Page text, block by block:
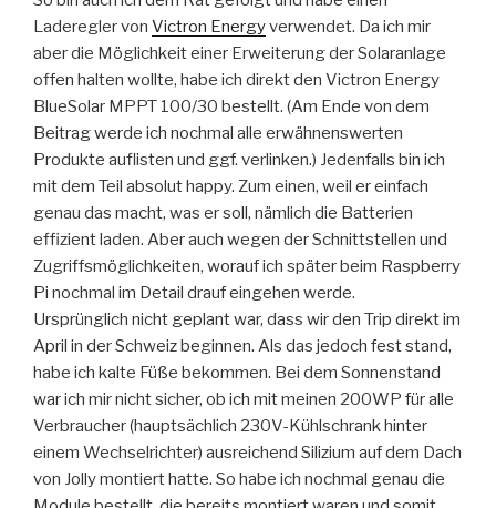
Laderegler von Victron Energyverwendet. Da ich mir
aber die Möglichkeit einer Erweiterung der Solaranlage
offen halten wollte, habe ich direkt den Victron Energy
BlueSolar MPPT 100/30 bestellt. (Am Ende von dem
Beitrag werde ich nochmal alle erwähnenswerten
Produkte auflisten und ggf. verlinken.) Jedenfalls bin ich
mit dem Teil absolut happy. Zum einen, weil er einfach
genau das macht, was er soll, nämlich die Batterien
effizient laden. Aber auch wegen der Schnittstellen und
Zugriffsmöglichkeiten, worauf ich später beim Raspberry
Pi nochmal im Detail drauf eingehen werde.
Ursprünglich nicht geplant war, dass wir den Trip direkt im
April in der Schweiz beginnen. Als das jedoch fest stand,
habe ich kalte Füße bekommen. Bei dem Sonnenstand
war ich mir nicht sicher, ob ich mit meinen 200WP für alle
Verbraucher (hauptsächlich 230V-Kühlschrank hinter
einem Wechselrichter) ausreichend Silizium auf dem Dach
von Jolly montiert hatte. So habe ich nochmal genau die